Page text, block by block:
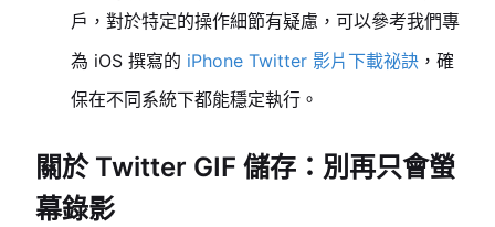
戶，對於特定的操作細節有疑慮，可以參考我們專
為 iOS 撰寫的 iPhone Twitter 影片下載祕訣 ，確
保在不同系統下都能穩定執行。
關於 Twitter GIF 儲存：別再只會螢
幕錄影